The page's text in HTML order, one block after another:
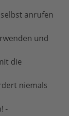
anrufen
und
die
niemals
-